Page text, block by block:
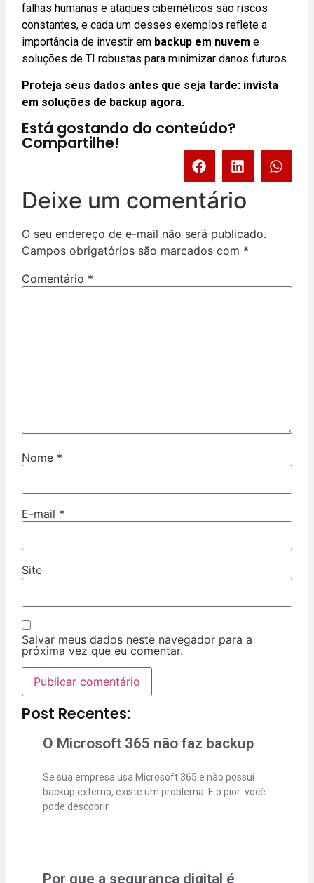
falhas humanas e ataques cibernéticos são riscos
constantes, e cada um desses exemplos reflete a
importância de investir em backup em nuvem e
soluções de TI robustas para minimizar danos futuros.
Proteja seus dados antes que seja tarde: invista
em soluções de backup agora.
Está gostando do conteúdo?
Compartilhe!
Deixe um comentário
O seu endereço de e-mail não será publicado.
Campos obrigatórios são marcados com *
Comentário *
Nome *
E-mail *
Site
Salvar meus dados neste navegador para a
próxima vez que eu comentar.
Post Recentes:
O Microsoft 365 não faz backup
Se sua empresa usa Microsoft 365 e não possui
backup externo, existe um problema. E o pior: você
pode descobrir
Por que a segurança digital é